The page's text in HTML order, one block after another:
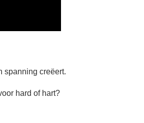
spanning creëert.
hard of hart?